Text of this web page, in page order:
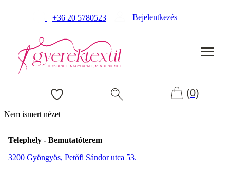
+36 20 5780523 Bejelentkezés
(0)
Nem ismert nézet
Telephely - Bemutatóterem
3200 Gyöngyös, Petőfi Sándor utca 53.